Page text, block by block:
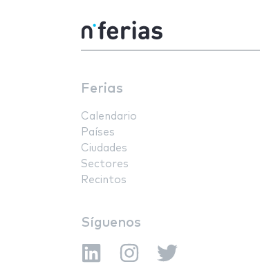
Ferias
Calendario
Países
Ciudades
Sectores
Recintos
Síguenos